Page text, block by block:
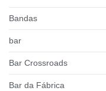
Bandas
bar
Bar Crossroads
Bar da Fábrica